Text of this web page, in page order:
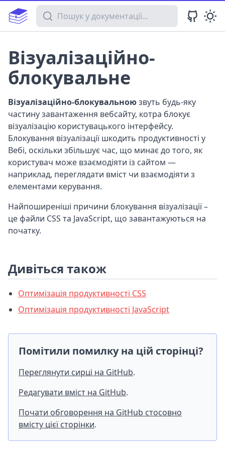
Пошук у документації
Візуалізаційно-
блокувальне
Візуалізаційно-блокувальноюзвуть будь-яку
частину завантаження вебсайту, котра блокує
візуалізацію користувацького інтерфейсу.
Блокування візуалізації шкодить продуктивності у
Вебі, оскільки збільшує час, що минає до того, як
користувач може взаємодіяти із сайтом —
наприклад, переглядати вміст чи взаємодіяти з
елементами керування.
Найпоширеніші причини блокування візуалізації –
це файли CSS та JavaScript, що завантажуються на
початку.
Дивіться також
Оптимізація продуктивності CSS
Оптимізація продуктивності JavaScript
Помітили помилку на цій сторінці?
Переглянути сирці на GitHub.
Редагувати вміст на GitHub.
Почати обговорення на GitHub стосовно
вмісту цієї сторінки.